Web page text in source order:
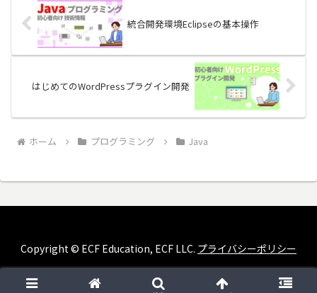
統合開発環境Eclipseの基本操作
はじめてのWordPressプラグイン開発
ホーム プログラミング Java
Copyright © ECF Education, ECF LLC. プライバシーポリシー